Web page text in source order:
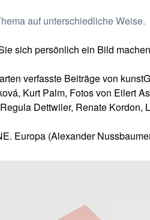
auf unterschiedliche Weise.
sich persönlich ein Bild
verfasste Beiträge von
Kurt Palm, Fotos von Eilert
Dettwiler, Renate
Europa (Alexander